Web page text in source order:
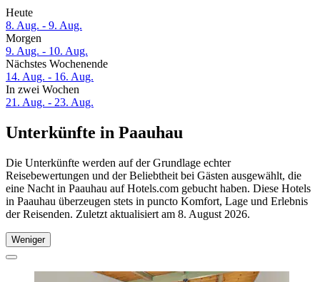
Heute
8. Aug. - 9. Aug.
Morgen
9. Aug. - 10. Aug.
Nächstes Wochenende
14. Aug. - 16. Aug.
In zwei Wochen
21. Aug. - 23. Aug.
Unterkünfte in Paauhau
Die Unterkünfte werden auf der Grundlage echter
Reisebewertungen und der Beliebtheit bei Gästen ausgewählt, die
eine Nacht in Paauhau auf Hotels.com gebucht haben. Diese Hotels
in Paauhau überzeugen stets in puncto Komfort, Lage und Erlebnis
der Reisenden. Zuletzt aktualisiert am 8. August 2026.
Weniger